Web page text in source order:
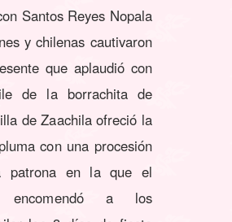
Santos Reyes Nopala
y chilenas cautivaron
que aplaudió con
de la borrachita de
de Zaachila ofreció la
con una procesión
patrona en la que el
encomendó a los